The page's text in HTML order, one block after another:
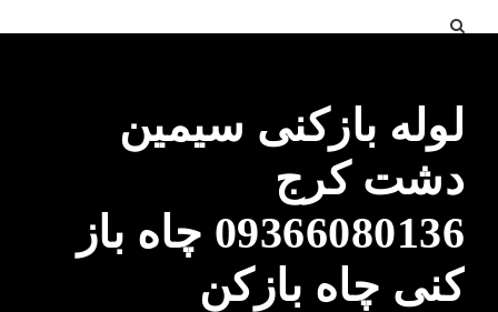
لوله بازکنی سیمین
دشت کرج
09366080136 چاه باز
کنی چاه بازکن